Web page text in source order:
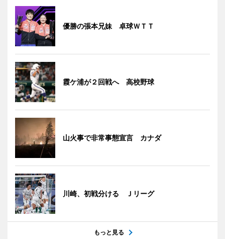
優勝の張本兄妹 卓球ＷＴＴ
霞ケ浦が２回戦へ 高校野球
山火事で非常事態宣言 カナダ
川崎、初戦分ける Ｊリーグ
もっと見る